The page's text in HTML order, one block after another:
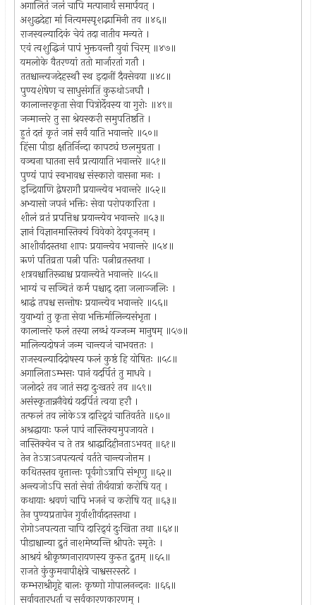
अगालितं जलं चापि मत्पानार्थं समार्पयत् ।
अशुद्धदेहा मां नित्यमस्पृशद्भामिनी तव ॥४६॥
राजस्वल्यादिकं चेयं तदा नातीव मन्यते ।
एवं त्वशुद्धिजं पापं भुक्तवन्तौ युवां चिरम् ॥४७॥
यमलोके वैतरण्यां ततो मार्जारतां गतौ ।
ततश्चान्त्यजदेहस्थौ स्थ इदानीं दैवसेवया ॥४८॥
पुण्यशेषेण च साधुसंगतिं कुरुथोऽनघौ ।
कालान्तरकृता सेवा पित्रोर्देवस्य वा गुरोः ॥४९॥
जन्मान्तरे तु सा श्रेयस्करी समुपतिष्ठति ।
हुतं दत्तं कृतं जप्तं सर्वं याति भवान्तरे ॥५०॥
हिंसा पीडा क्षतिर्निन्दा कापट्यं छलमुग्रता ।
वञ्चना घातना सर्वं प्रत्यायाति भवान्तरे ॥५१॥
पुण्यं पापं स्वभावश्च संस्कारो वासना मनः ।
इन्द्रियाणि द्वेषरागौ प्रयान्त्येव भवान्तरे ॥५२॥
अभ्यासो जपनं भक्तिः सेवा परोपकारिता ।
शीलं व्रतं प्रपत्तिश्च प्रयान्त्येव भवान्तरे ॥५३॥
ज्ञानं विज्ञानमास्तिक्यं विवेको देवपूजनम् ।
आशीर्वादस्तथा शापः प्रयान्त्येव भवान्तरे ॥५४॥
ऋणं पतिव्रता पत्नी पतिः पत्नीव्रतस्तथा ।
शत्रवश्चातिरूढाश्च प्रयान्त्येते भवान्तरे ॥५५॥
भाग्यं च सञ्चितं कर्म पश्चाद् दत्ता जलाञ्जलिः ।
श्राद्धं तपश्च सन्तोषः प्रयान्त्येव भवान्तरे ॥५६॥
युवाभ्यां तु कृता सेवा भक्तिर्मालिन्यसंभृता ।
कालान्तरे फलं तस्या लब्धं यज्जन्म मानुषम् ॥५७॥
मालिन्यदोषजं जन्म चान्त्यजं चाभवत्ततः ।
राजस्वल्यादिदोषस्य फलं कुष्ठं हि योषितः ॥५८॥
अगालिताऽम्भसः पानं यदर्पितं तु माधवे ।
जलोदरं तव जातं सदा दुःखतरं तव ॥५९॥
असंस्कृतान्ननैवेद्यं यदर्पितं त्वया हरौ ।
तत्फलं तव लोकेऽत्र दारिद्र्यं चातिवर्तते ॥६०॥
अश्रद्धायाः फलं पापं नास्तिक्यमुपजायते ।
नास्तिक्येन च ते तत्र श्राद्धादिहीनताऽभवत् ॥६१॥
तेन तेऽत्राऽनपत्यत्वं वर्तते चान्त्यजोत्तम ।
कथितस्तव वृत्तान्तः पूर्वगोऽत्रापि संशृणु ॥६२॥
अन्त्यजोऽपि सतां सेवां तीर्थयात्रां करोषि यत् ।
कथायाः श्रवणं चापि भजनं च करोषि यत् ॥६३॥
तेन पुण्यप्रतापेन गुर्वाशीर्वादतस्तथा ।
रोगोऽनपत्यता चापि दारिद्र्यं दुःखिता तथा ॥६४॥
पीडाश्चान्या द्रुतं नाशमेष्यन्ति श्रीपतेः स्मृतेः ।
आश्रयं श्रीकृष्णनारायणस्य कुरुत द्रुतम् ॥६५॥
राजते कुंकुमवापीक्षेत्रे चाश्वसरस्तटे ।
कम्भराश्रीगृहे बालः कृष्णो गोपालनन्दनः ॥६६॥
सर्वावतारधर्ता च सर्वकारणकारणम् ।